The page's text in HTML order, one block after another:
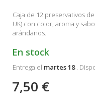
Caja de 12 preservativos
UK) con color, aroma y
arándanos.
En stock
Entrega el martes 18 .
7,50 €